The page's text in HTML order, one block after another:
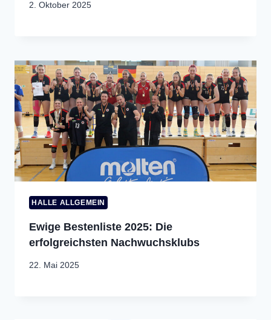
2. Oktober 2025
HALLE ALLGEMEIN
Ewige Bestenliste 2025: Die
erfolgreichsten Nachwuchsklubs
22. Mai 2025